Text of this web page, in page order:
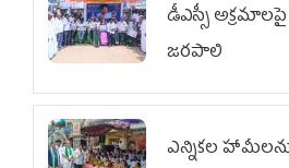
డీఎస్సీ
జరపాలి
ఎన్నికల